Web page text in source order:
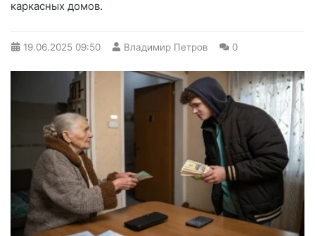
каркасных домов.
19.06.2025 09:50 Владимир Петров 0